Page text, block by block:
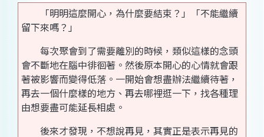
「明明這麼開心，為什麼要結束？」「不能繼續
留下來嗎？」
每次聚會到了需要離別的時候，類似這樣的念頭
會不斷地在腦中徘徊著。然後原本開心的心情就會跟
著被影響而變得低落。一開始會想盡辦法繼續待著，
再去一個什麼樣的地方、再去哪裡逛一下，找各種理
由想要盡可能延長相處。
後來才發現，不想說再見，其實正是表示再見的